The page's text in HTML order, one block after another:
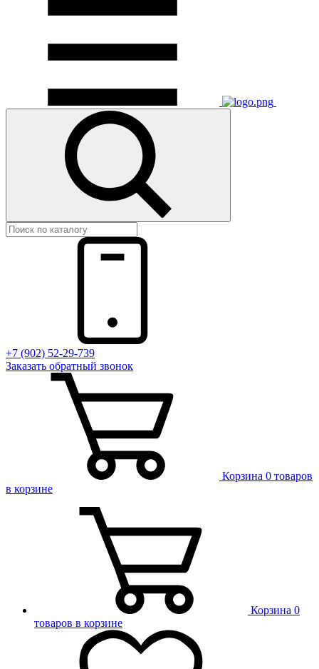
+7 (902) 52-29-739
Заказать обратный звонок
Корзина 0 товаров
в корзине
Корзина 0
товаров в корзине